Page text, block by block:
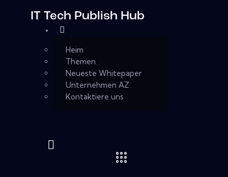
IT Tech Publish Hub
Heim
Themen
Neueste Whitepaper
Unternehmen AZ
Kontaktiere uns